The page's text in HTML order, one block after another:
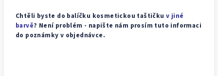
Chtěli byste do balíčku kosmetickou taštičku v jiné
barvě? Není problém - napište nám prosím tuto informaci
do poznámky v objednávce.